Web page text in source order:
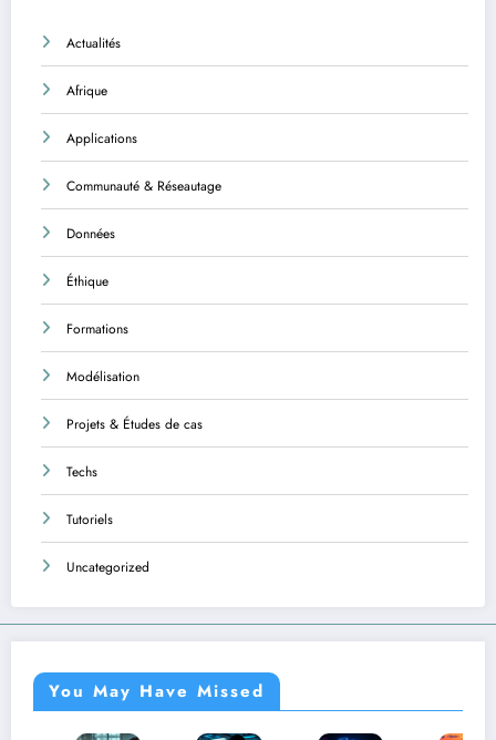
Actualités
Afrique
Applications
Communauté & Réseautage
Données
Éthique
Formations
Modélisation
Projets & Études de cas
Techs
Tutoriels
Uncategorized
You May Have Missed